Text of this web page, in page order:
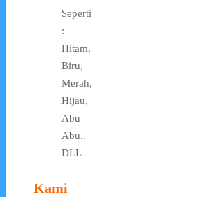
Seperti
:
Hitam,
Biru,
Merah,
Hijau,
Abu
Abu..
DLL
Kami